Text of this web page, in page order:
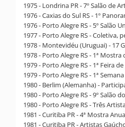
1975 - Londrina PR - 7º Salão de
1976 - Caxias do Sul RS - 1º
1976 - Porto Alegre RS - 5º Salão
1977 - Porto Alegre RS - Coletiva,
1978 - Montevidéu (Uruguai) - 17
1978 - Porto Alegre RS - 1ª
1979 - Porto Alegre RS - 1ª Feira
1979 - Porto Alegre RS - 1ª
1980 - Berlim (Alemanha) -
1980 - Porto Alegre RS - 9º Salão
1980 - Porto Alegre RS - Três
1981 - Curitiba PR - 4ª Mostra
1981 - Curitiba PR - Artistas